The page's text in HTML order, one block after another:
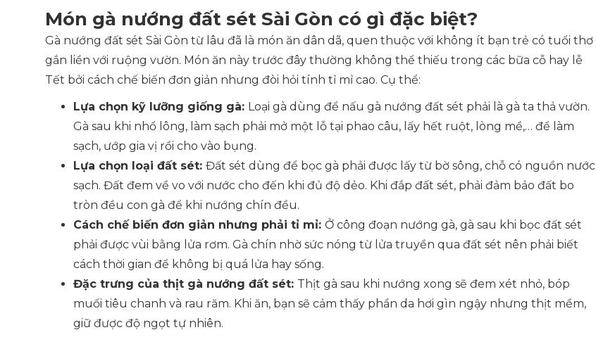
Món gà nướng đất sét Sài Gòn có gì đặc biệt?
Gà nướng đất sét Sài Gòn từ lâu đã là món ăn dân dã, quen thuộc với không ít bạn trẻ có tuổi thơ
gắn liền với ruộng vườn. Món ăn này trước đây thường không thể thiếu trong các bữa cỗ hay lễ
Tết bởi cách chế biến đơn giản nhưng đòi hỏi tính tỉ mỉ cao. Cụ thể:
Lựa chọn kỹ lưỡng giống gà: Loại gà dùng để nấu gà nướng đất sét phải là gà ta thả vườn.
Gà sau khi nhổ lông, làm sạch phải mở một lỗ tại phao câu, lấy hết ruột, lòng mề,… để làm
sạch, ướp gia vị rồi cho vào bụng.
Lựa chọn loại đất sét: Đất sét dùng để bọc gà phải được lấy từ bờ sông, chỗ có nguồn nước
sạch. Đất đem về vo với nước cho đến khi đủ độ dẻo. Khi đắp đất sét, phải đảm bảo đất bo
tròn đều con gà để khi nướng chín đều.
Cách chế biến đơn giản nhưng phải tỉ mỉ: Ở công đoạn nướng gà, gà sau khi bọc đất sét
phải được vùi bằng lửa rơm. Gà chín nhờ sức nóng từ lửa truyền qua đất sét nên phải biết
cách thời gian để không bị quá lửa hay sống.
Đặc trưng của thịt gà nướng đất sét: Thịt gà sau khi nướng xong sẽ đem xét nhỏ, bóp
muối tiêu chanh và rau răm. Khi ăn, bạn sẽ cảm thấy phần da hơi gìn ngậy nhưng thịt mềm,
giữ được độ ngọt tự nhiên.